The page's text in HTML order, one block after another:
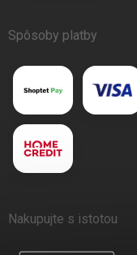
Spôsoby platby
Nakupujte s istotou